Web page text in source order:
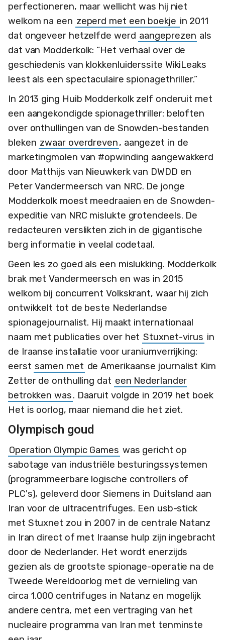
perfectioneren, maar wellicht was hij niet
welkom na een zeperd met een boekje in 2011
dat ongeveer hetzelfde werd aangeprezen als
dat van Modderkolk: “Het verhaal over de
geschiedenis van klokkenluiderssite WikiLeaks
leest als een spectaculaire spionagethriller.”
In 2013 ging Huib Modderkolk zelf onderuit met
een aangekondigde spionagethriller: beloften
over onthullingen van de Snowden-bestanden
bleken zwaar overdreven, aangezet in de
marketingmolen van #opwinding aangewakkerd
door Matthijs van Nieuwkerk van DWDD en
Peter Vandermeersch van NRC. De jonge
Modderkolk moest meedraaien en de Snowden-
expeditie van NRC mislukte grotendeels. De
redacteuren verslikten zich in de gigantische
berg informatie in veelal codetaal.
Geen les zo goed als een mislukking. Modderkolk
brak met Vandermeersch en was in 2015
welkom bij concurrent Volkskrant, waar hij zich
ontwikkelt tot de beste Nederlandse
spionagejournalist. Hij maakt internationaal
naam met publicaties over het Stuxnet-virus in
de Iraanse installatie voor uraniumverrijking:
eerst samen met de Amerikaanse journalist Kim
Zetter de onthulling dat een Nederlander
betrokken was. Daaruit volgde in 2019 het boek
Het is oorlog, maar niemand die het ziet.
Olympisch goud
Operation Olympic Games was gericht op
sabotage van industriële besturingssystemen
(programmeerbare logische controllers of
PLC's), geleverd door Siemens in Duitsland aan
Iran voor de ultracentrifuges. Een usb-stick
met Stuxnet zou in 2007 in de centrale Natanz
in Iran direct of met Iraanse hulp zijn ingebracht
door de Nederlander. Het wordt enerzijds
gezien als de grootste spionage-operatie na de
Tweede Wereldoorlog met de vernieling van
circa 1.000 centrifuges in Natanz en mogelijk
andere centra, met een vertraging van het
nucleaire programma van Iran met tenminste